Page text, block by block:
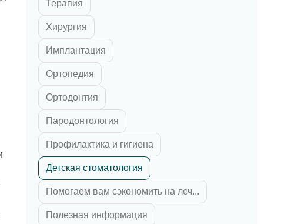
зубов
челюсти
челюсти
циркония
E-max
Терапия
Хирургия
Имплантация
Ортопедия
Ортодонтия
Пародонтология
Профилактика и гигиена
Детская стоматология
Помогаем вам сэкономить на леч...
Полезная информация